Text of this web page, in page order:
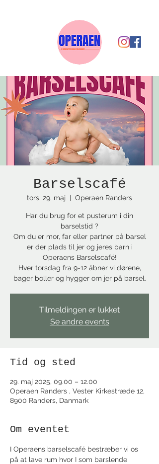
Barselscafé
tors. 29. maj
  |
Operaen Randers
Har du brug for et pusterum i din
barselstid ?
Om du er mor, far eller partner på barsel
er der plads til jer og jeres barn i
Operaens Barselscafé!
Hver torsdag fra 9-12 åbner vi dørene,
bager boller og hygger om jer på barsel.
Tilmeldingen er lukket
Se andre events
Tid og sted
29. maj 2025, 09.00 – 12.00
Operaen Randers , Vester Kirkestræde 12,
8900 Randers, Danmark
Om eventet
I Operaens barselscafé bestræber vi os
på at lave rum hvor I som barslende